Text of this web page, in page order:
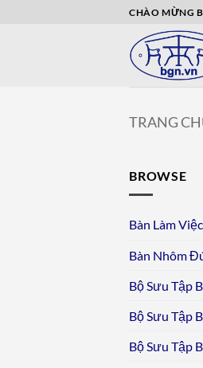
CHÀO MỪNG
TRANG
BROWSE
Bàn Làm
Bàn Nhôm
Bộ Sưu Tập
Bộ Sưu Tập
Bộ Sưu Tập